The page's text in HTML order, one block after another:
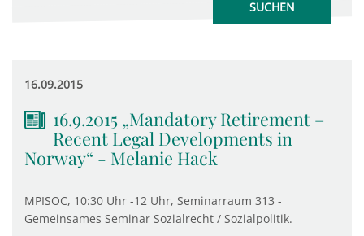
16.09.2015
16.9.2015 „Mandatory Retirement –
Recent Legal Developments in
Norway“ - Melanie Hack
MPISOC, 10:30 Uhr -12 Uhr, Seminarraum 313 -
Gemeinsames Seminar Sozialrecht / Sozialpolitik.